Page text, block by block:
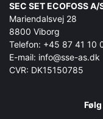
SEC SET ECOFOSS A/
Mariendalsvej 28
8800 Viborg
Telefon: +45 87 41 10
E-mail: info@sse-as.dk
CVR: DK15150785